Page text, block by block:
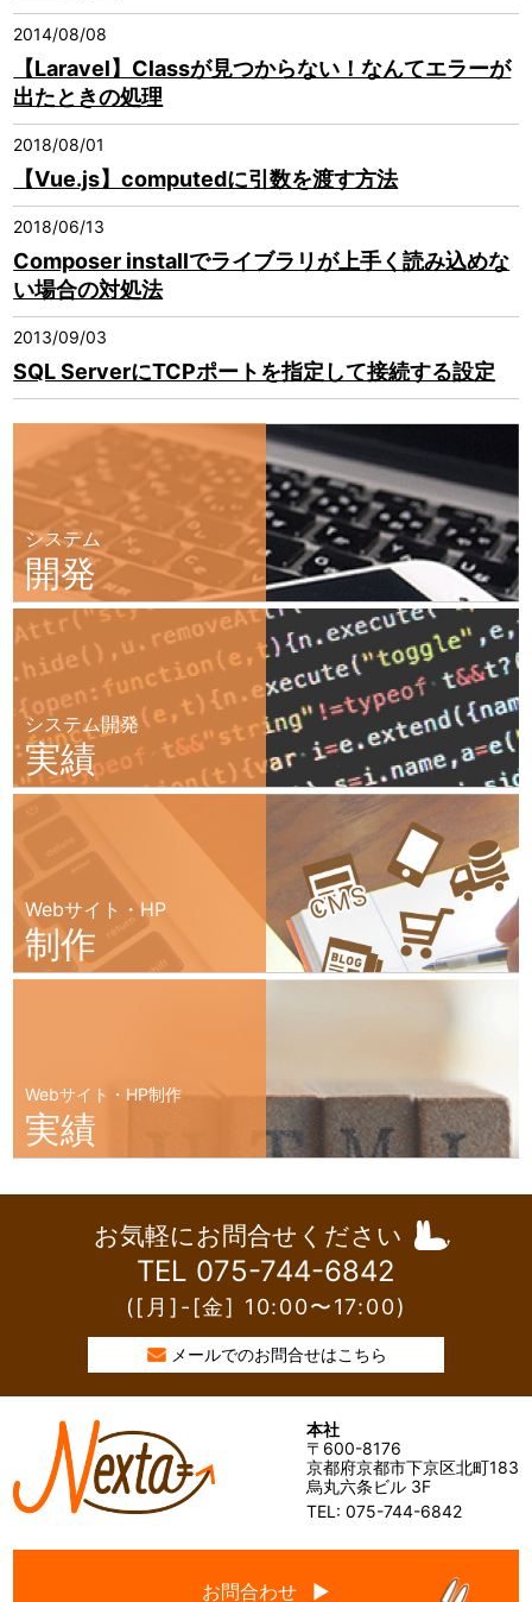
2014/08/08
【Laravel】Classが見つからない！なんてエラーが
出たときの処理
2018/08/01
【Vue.js】computedに引数を渡す方法
2018/06/13
Composer installでライブラリが上手く読み込めな
い場合の対処法
2013/09/03
SQL ServerにTCPポートを指定して接続する設定
システム
開発
システム開発
実績
Webサイト・HP
制作
Webサイト・HP制作
実績
お気軽にお問合せください
TEL 075-744-6842
([月]-[金] 10:00〜17:00)
メールでのお問合せはこちら
本社
〒600-8176
京都府京都市下京区北町183
烏丸六条ビル 3F
TEL: 075-744-6842
お問合わせ ▶